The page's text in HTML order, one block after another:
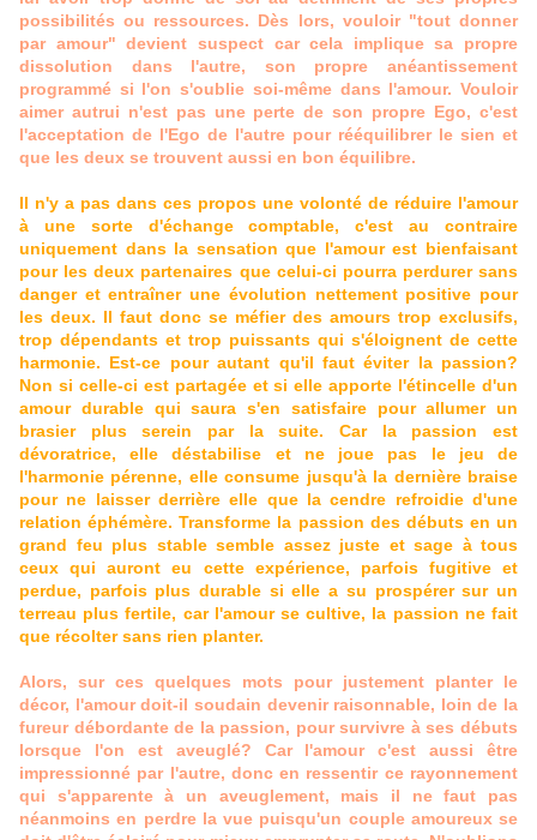
possibilités ou ressources. Dès lors, vouloir "tout donner
par amour" devient suspect car cela implique sa propre
dissolution dans l'autre, son propre anéantissement
programmé si l'on s'oublie soi-même dans l'amour. Vouloir
aimer autrui n'est pas une perte de son propre Ego, c'est
l'acceptation de l'Ego de l'autre pour rééquilibrer le sien et
que les deux se trouvent aussi en bon équilibre.
Il n'y a pas dans ces propos une volonté de réduire l'amour
à une sorte d'échange comptable, c'est au contraire
uniquement dans la sensation que l'amour est bienfaisant
pour les deux partenaires que celui-ci pourra perdurer sans
danger et entraîner une évolution nettement positive pour
les deux. Il faut donc se méfier des amours trop exclusifs,
trop dépendants et trop puissants qui s'éloignent de cette
harmonie. Est-ce pour autant qu'il faut éviter la passion?
Non si celle-ci est partagée et si elle apporte l'étincelle d'un
amour durable qui saura s'en satisfaire pour allumer un
brasier plus serein par la suite. Car la passion est
dévoratrice, elle déstabilise et ne joue pas le jeu de
l'harmonie pérenne, elle consume jusqu'à la dernière braise
pour ne laisser derrière elle que la cendre refroidie d'une
relation éphémère. Transforme la passion des débuts en un
grand feu plus stable semble assez juste et sage à tous
ceux qui auront eu cette expérience, parfois fugitive et
perdue, parfois plus durable si elle a su prospérer sur un
terreau plus fertile, car l'amour se cultive, la passion ne fait
que récolter sans rien planter.
Alors, sur ces quelques mots pour justement planter le
décor, l'amour doit-il soudain devenir raisonnable, loin de la
fureur débordante de la passion, pour survivre à ses débuts
lorsque l'on est aveuglé? Car l'amour c'est aussi être
impressionné par l'autre, donc en ressentir ce rayonnement
qui s'apparente à un aveuglement, mais il ne faut pas
néanmoins en perdre la vue puisqu'un couple amoureux se